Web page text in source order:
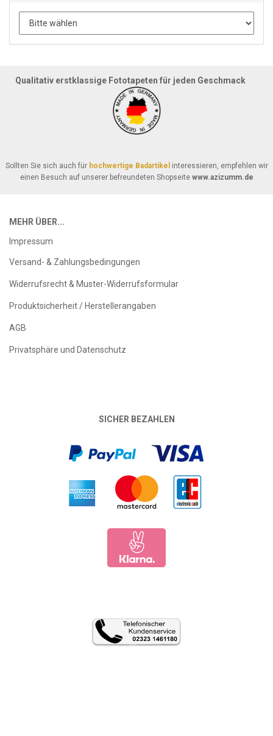
Qualitativ erstklassige Fototapeten für jeden Geschmack
Sollten Sie sich auch für hochwertige Badartikel interessieren, empfehlen wir
einen Besuch auf unserer befreundeten Shopseite www.azizumm.de
MEHR ÜBER...
Impressum
Versand- & Zahlungsbedingungen
Widerrufsrecht & Muster-Widerrufsformular
Produktsicherheit / Herstellerangaben
AGB
Privatsphäre und Datenschutz
SICHER BEZAHLEN